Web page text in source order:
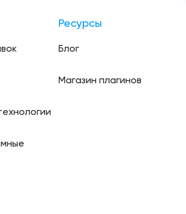
Ресурсы
Блог
Магазин плагинов